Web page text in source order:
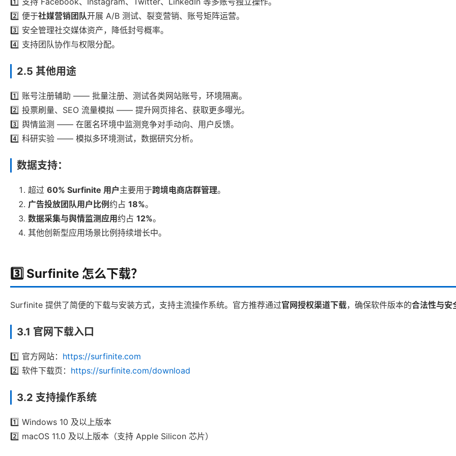
2️⃣ 便于社媒营销团队开展 A/B 测试、裂变营销、账号矩阵运营。
3️⃣ 安全管理社交媒体资产，降低封号概率。
4️⃣ 支持团队协作与权限分配。
2.5 其他用途
1️⃣ 账号注册辅助 —— 批量注册、测试各类网站账号，环境隔离。
2️⃣ 投票刷量、SEO 流量模拟 —— 提升网页排名、获取更多曝光。
3️⃣ 舆情监测 —— 在匿名环境中监测竞争对手动向、用户反馈。
4️⃣ 科研实验 —— 模拟多环境测试，数据研究分析。
数据支持：
超过 60% Surfinite 用户主要用于跨境电商店群管理。
广告投放团队用户比例约占 18%。
数据采集与舆情监测应用约占 12%。
其他创新型应用场景比例持续增长中。
3️⃣ Surfinite 怎么下载？
Surfinite 提供了简便的下载与安装方式，支持主流操作系统。官方推荐通过官网授权渠道下载，确保软件版本的合法性与安
3.1 官网下载入口
1️⃣ 官方网站： https://surfinite.com
2️⃣ 软件下载页： https://surfinite.com/download
3.2 支持操作系统
1️⃣ Windows 10 及以上版本
2️⃣ macOS 11.0 及以上版本（支持 Apple Silicon 芯片）